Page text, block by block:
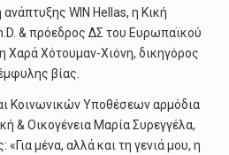
WIN Hellas, η Κική
& πρόεδρος ΔΣ του Ευρωπαϊκού
Χαρά Χότουμαν-Χιόνη, δικηγόρος
βίας.
Κοινωνικών Υποθέσεων αρμόδια
& Οικογένεια Μαρία Συρεγγέλα,
«Για μένα, αλλά και τη γενιά μου, η